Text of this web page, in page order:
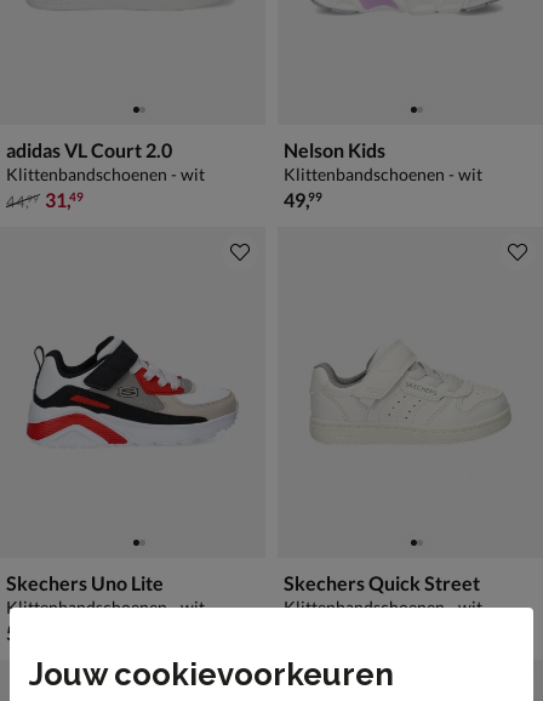
adidas VL Court 2.0
Klittenbandschoenen - wit
van € 44,99 voor € 31,49
44,99 31,49
Nelson Kids
Klittenbandschoenen - wit
€ 49,99
49,99
Skechers Uno Lite
Klittenbandschoenen - wit
€ 59,99
59
Skechers Quick Street
Klittenbandschoenen - wit
Jouw cookievoorkeuren